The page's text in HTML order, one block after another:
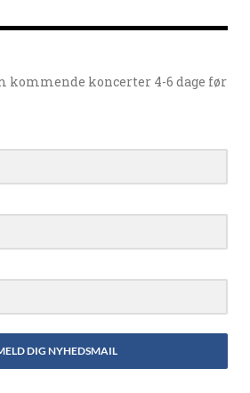
kommende koncerter 4-6 dage før
DIG NYHEDSMAIL